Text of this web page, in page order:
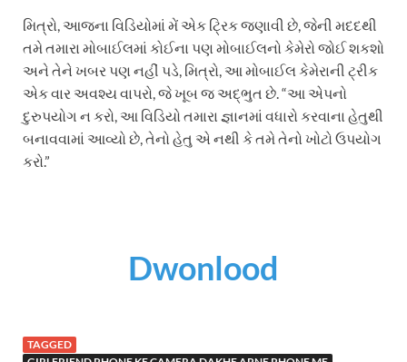
મિત્રો, આજના વિડિયોમાં મેં એક ટ્રિક જણાવી છે, જેની મદદથી
તમે તમારા મોબાઈલમાં કોઈના પણ મોબાઈલનો કેમેરો જોઈ શકશો
અને તેને ખબર પણ નહીં પડે, મિત્રો, આ મોબાઈલ કેમેરાની ટ્રીક
એક વાર અવશ્ય વાપરો, જે ખૂબ જ અદ્ભુત છે. “આ એપનો
દુરુપયોગ ન કરો, આ વિડિયો તમારા જ્ઞાનમાં વધારો કરવાના હેતુથી
બનાવવામાં આવ્યો છે, તેનો હેતુ એ નથી કે તમે તેનો ખોટો ઉપયોગ
કરો.”
Dwonlood
TAGGED